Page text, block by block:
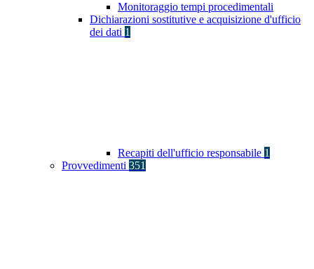
Monitoraggio tempi procedimentali
Dichiarazioni sostitutive e acquisizione d'ufficio
dei dati 1
Recapiti dell'ufficio responsabile 1
Provvedimenti 351